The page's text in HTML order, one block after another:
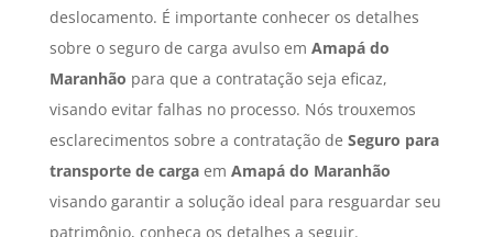
deslocamento. É importante conhecer os detalhes
sobre o seguro de carga avulso em Amapá do
Maranhão para que a contratação seja eficaz,
visando evitar falhas no processo. Nós trouxemos
esclarecimentos sobre a contratação de Seguro para
transporte de cargaem Amapá do Maranhão
visando garantir a solução ideal para resguardar seu
patrimônio, conheça os detalhes a seguir.